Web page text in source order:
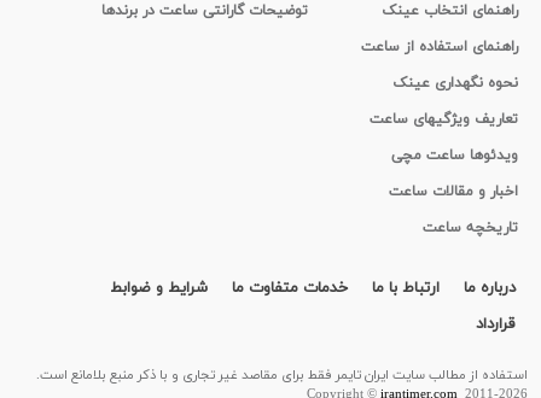
راهنمای انتخاب عینک
راهنمای استفاده از ساعت
نحوه نگهداری عینک
تعاریف ویژگیهای ساعت
ویدئوها ساعت مچی
اخبار و مقالات ساعت
تاریخچه ساعت
توضیحات گارانتی ساعت در برندها
درباره ما ارتباط با ما خدمات متفاوت ما
شرایط و ضوابط
قرارداد
استفاده از مطالب سايت ایران تایمر فقط برای مقاصد غیر تجاری و با ذکر منبع بلامانع است.